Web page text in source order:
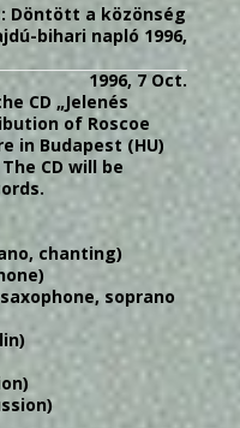
Döntött a közönség
bihari napló 1996,
1996, 7 Oct.
CD „Jelenés
of Roscoe
in Budapest (HU)
CD will be
chanting)
soprano